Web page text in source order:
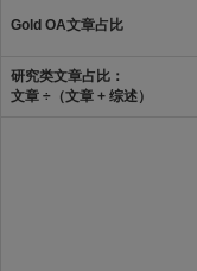
Gold OA文章占比
研究类文章占比：
文章 ÷（文章 + 综述）